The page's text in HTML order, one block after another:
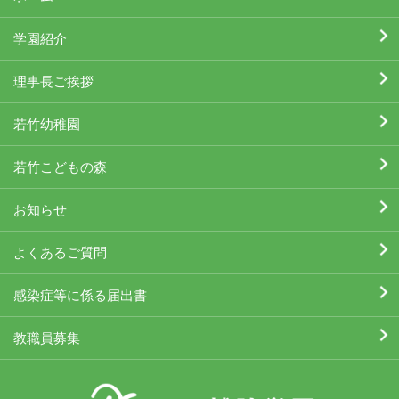
学園紹介
理事長ご挨拶
若竹幼稚園
若竹こどもの森
お知らせ
よくあるご質問
感染症等に係る届出書
教職員募集